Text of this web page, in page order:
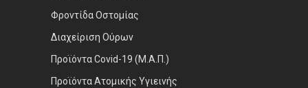
Φροντίδα Οστομίας
Διαχείριση Ούρων
Προϊόντα Covid-19 (Μ.Α.Π.)
Προϊόντα Ατομικής Υγιεινής